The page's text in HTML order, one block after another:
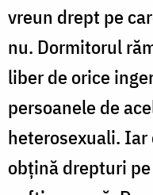
vreun drept pe
nu. Dormitorul
liber de orice
persoanele de
heterosexuali. Iar
obţină drepturi